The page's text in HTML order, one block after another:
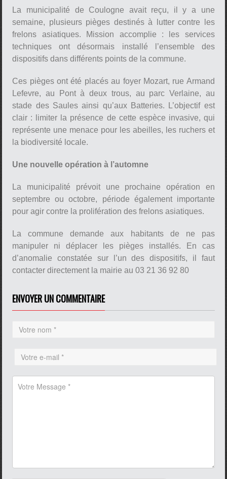
La municipalité de Coulogne avait reçu, il y a une
semaine, plusieurs pièges destinés à lutter contre les
frelons asiatiques. Mission accomplie : les services
techniques ont désormais installé l’ensemble des
dispositifs dans différents points de la commune.
Ces pièges ont été placés au foyer Mozart, rue Armand
Lefevre, au Pont à deux trous, au parc Verlaine, au
stade des Saules ainsi qu’aux Batteries. L’objectif est
clair : limiter la présence de cette espèce invasive, qui
représente une menace pour les abeilles, les ruchers et
la biodiversité locale.
Une nouvelle opération à l’automne
La municipalité prévoit une prochaine opération en
septembre ou octobre, période également importante
pour agir contre la prolifération des frelons asiatiques.
La commune demande aux habitants de ne pas
manipuler ni déplacer les pièges installés. En cas
d’anomalie constatée sur l’un des dispositifs, il faut
contacter directement la mairie au 03 21 36 92 80
ENVOYER UN COMMENTAIRE